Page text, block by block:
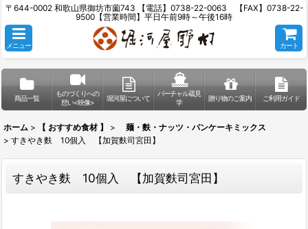
〒644-0002 和歌山県御坊市薗743 【電話】0738-22-0063 【FAX】0738-22-
9500【営業時間】平日午前9時～午後16時
メニュー カート
商品一覧
ものづくりへの
想い<映像>
堀河屋について
バーチャル蔵見
学
贈り物のご案内 ご利用ガイド
ホーム > 【 おすすめ食材 】 >
麺・麩・ナッツ・パンケーキミックス
> すきやき麩 10個入 【加賀麩司宮田】
すきやき麩 10個入 【加賀麩司宮田】